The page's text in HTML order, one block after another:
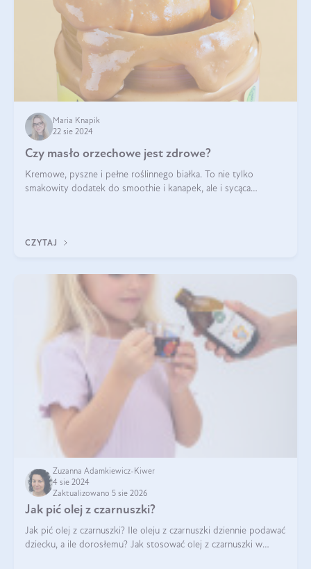
Maria Knapik
22 sie 2024
Czy masło orzechowe jest zdrowe?
Kremowe, pyszne i pełne roślinnego białka. To nie tylko
smakowity dodatek do smoothie i kanapek, ale i sycąca
CZYTAJ
Zuzanna Adamkiewicz-Kiwer
4 sie 2024
Zaktualizowano 5 sie 2026
Jak pić olej z czarnuszki?
Jak pić olej z czarnuszki? Ile oleju z czarnuszki dziennie podawać
dziecku, a ile dorosłemu? Jak stosować olej z czarnuszki w